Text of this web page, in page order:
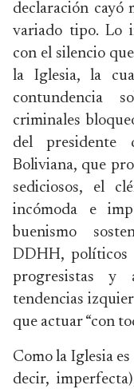
declaración cayó
variado tipo. Lo
con el silencio
la Iglesia, la
contundencia
criminales
del presidente
Boliviana, que
sediciosos, el
incómoda e
buenismo
DDHH, políticos
progresistas y
tendencias
que actuar “con
Como la Iglesia
decir,